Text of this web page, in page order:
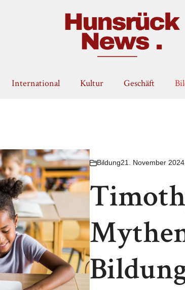
International Kultur Geschäft
Bildung21. November 2024